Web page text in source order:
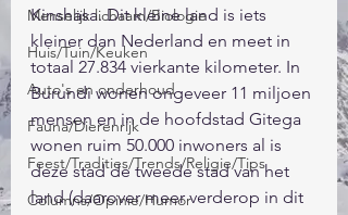
Menselijk lichaam/Biologie
Huis/Tuin/Keuken
Auto's en onderhoud
Fauna/Dierenrijk
Feest/Tradities/Trends/Religie/Tips
Columns/Opinie/Humor
Kinshasa. Dit kleine land is iets
kleiner dan Nederland en meet in
totaal 27.834 vierkante kilometer. In
Burundi wonen ongeveer 11 miljoen
mensen en in de hoofdstad Gitega
wonen ruim 50.000 inwoners al is
deze stad de tweede stad van het
land (daarover meer verderop in dit